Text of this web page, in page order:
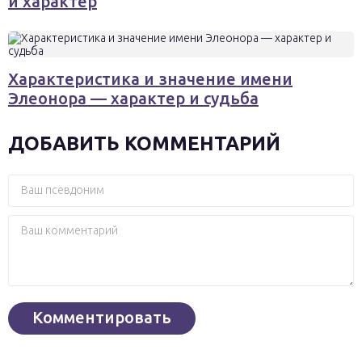
Характеристика и значение имени
Элеонора — характер и судьба
ДОБАВИТЬ КОММЕНТАРИЙ